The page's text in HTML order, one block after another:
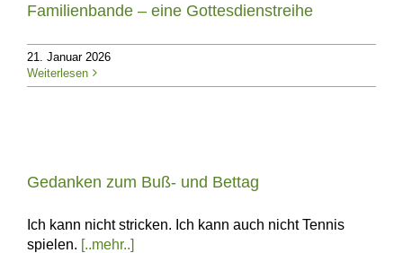
Familienbande – eine Gottesdienstreihe
21. Januar 2026
Weiterlesen
Gedanken zum Buß- und Bettag
Ich kann nicht stricken. Ich kann auch nicht Tennis
spielen. [..mehr..]